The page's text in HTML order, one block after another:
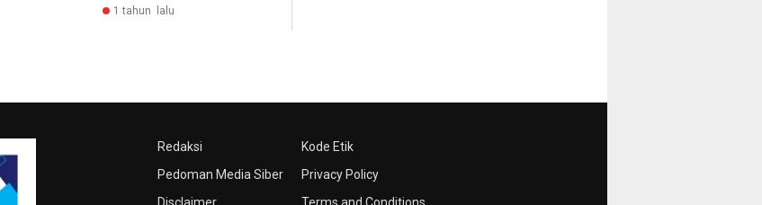
1 tahun lalu
Redaksi
Pedoman Media Siber
Kode Etik
Privacy Policy